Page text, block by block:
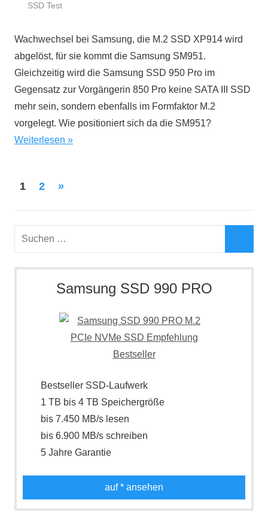
November
ratgeber.de
SSD Test
Wachwechsel bei Samsung, die M.2 SSD XP914 wird
abgelöst, für sie kommt die Samsung SM951.
Gleichzeitig wird die Samsung SSD 950 Pro im
Gegensatz zur Vorgängerin 850 Pro keine SATA III SSD
mehr sein, sondern ebenfalls im Formfaktor M.2
vorgelegt. Wie positioniert sich da die SM951?
Weiterlesen
Seitennummerierung
der
Beiträge
1 2
Nächste
»
Suchen
Samsung SSD 990 PRO
Bestseller SSD-Laufwerk
1 TB bis 4 TB Speichergröße
bis 7.450 MB/s lesen
bis 6.900 MB/s schreiben
5 Jahre Garantie
auf* ansehen